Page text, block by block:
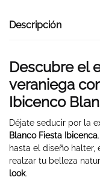
cantidad
Descripción
Descubre el
veraniega
Ibicenco
Déjate seducir por la
Blanco Fiesta Ibicenca
hasta el diseño
realzar tu belleza
look.